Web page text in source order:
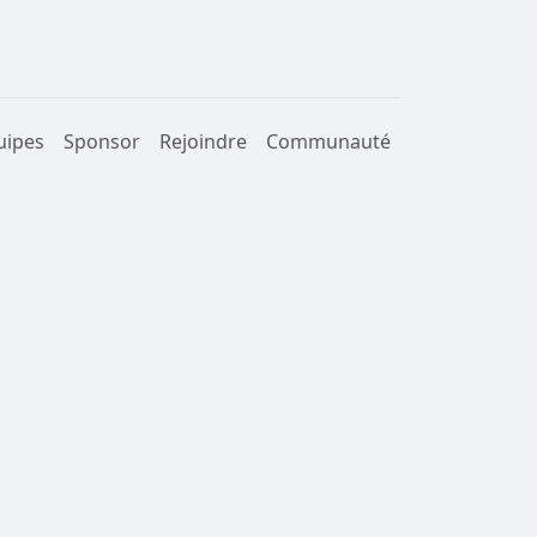
Sponsor Rejoindre Communauté